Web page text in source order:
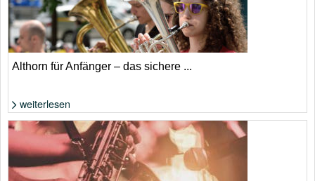
Foto: Shutterstock von astudio
Althorn für Anfänger – das sichere ...
weiterlesen